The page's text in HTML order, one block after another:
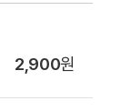
2,900원